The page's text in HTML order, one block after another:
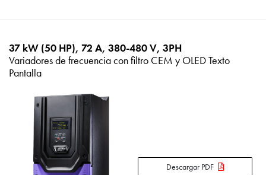
37 kW (50 HP), 72 A, 380-480 V, 3PH
Variadores de frecuencia con filtro CEM y OLED Texto
Pantalla
Descargar PDF